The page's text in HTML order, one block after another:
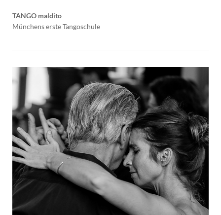
TANGO maldito
Münchens erste Tangoschule